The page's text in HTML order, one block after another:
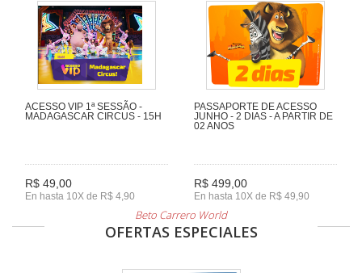
ACESSO VIP 1ª SESSÃO -
MADAGASCAR CIRCUS - 15H
R$ 49,00
En hasta 10X de R$ 4,90
PASSAPORTE DE ACESSO
JUNHO - 2 DIAS - A PARTIR DE
02 ANOS
R$ 499,00
En hasta 10X de R$ 49,90
Beto Carrero World
OFERTAS ESPECIALES